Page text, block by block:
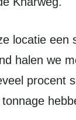
halen we
procent